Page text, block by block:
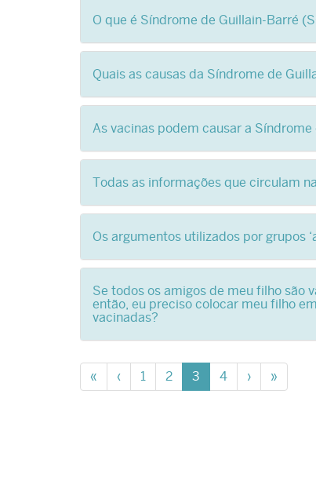
O que é Síndrome de Guillain-Barré
Quais as causas da Síndrome de
As vacinas podem causar a
Todas as informações que circulam
Os argumentos utilizados por grupos
Se todos os amigos de meu filho são
então, eu preciso colocar meu filho
vacinadas?
« ‹ 1 2 3 4 › »